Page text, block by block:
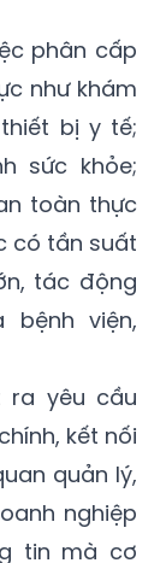
phân cấp
như khám
bị y tế;
sức khỏe;
toàn thực
có tần suất
tác động
viện,
ra yêu cầu
kết nối
quản lý,
nghiệp
tin mà cơ